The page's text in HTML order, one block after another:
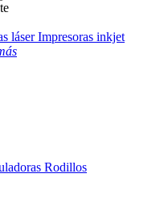
láserImpresoras inkjet
Rodillos